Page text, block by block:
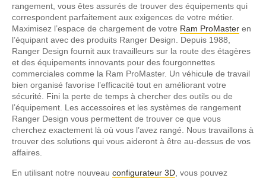
rangement, vous êtes assurés de trouver des équipements qui
correspondent parfaitement aux exigences de votre métier.
Maximisez l’espace de chargement de votre Ram ProMaster en
l’équipant avec des produits Ranger Design. Depuis 1988,
Ranger Design fournit aux travailleurs sur la route des étagères
et des équipements innovants pour des fourgonnettes
commerciales comme la Ram ProMaster. Un véhicule de travail
bien organisé favorise l’efficacité tout en améliorant votre
sécurité. Fini la perte de temps à chercher des outils ou de
l’équipement. Les accessoires et les systèmes de rangement
Ranger Design vous permettent de trouver ce que vous
cherchez exactement là où vous l’avez rangé. Nous travaillons à
trouver des solutions qui vous aideront à être au-dessus de vos
affaires.
En utilisant notre nouveau configurateur 3D , vous pouvez